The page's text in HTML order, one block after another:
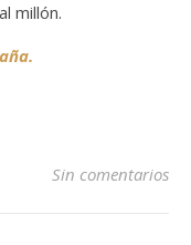
millón.
Sin comentarios